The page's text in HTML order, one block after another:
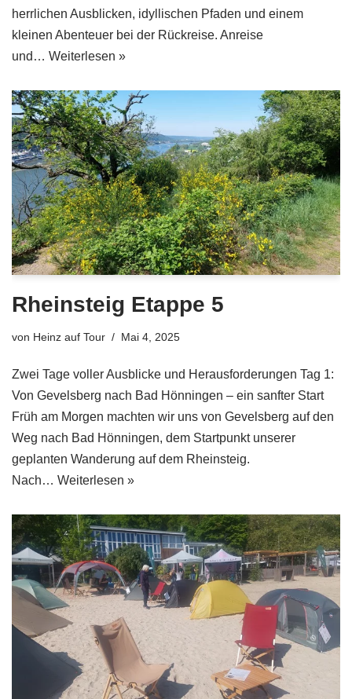
herrlichen Ausblicken, idyllischen Pfaden und einem
kleinen Abenteuer bei der Rückreise. Anreise
und… Weiterlesen »
Rheinsteig Etappe 5
von Heinz auf Tour Mai 4, 2025
Zwei Tage voller Ausblicke und Herausforderungen Tag 1:
Von Gevelsberg nach Bad Hönningen – ein sanfter Start
Früh am Morgen machten wir uns von Gevelsberg auf den
Weg nach Bad Hönningen, dem Startpunkt unserer
geplanten Wanderung auf dem Rheinsteig.
Nach… Weiterlesen »